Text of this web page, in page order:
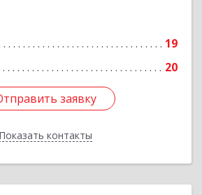
19
20
заявку
Показать контакты
заявку
Назад